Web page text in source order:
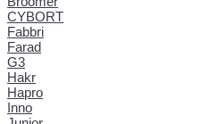
CYBORT
Fabbri
Farad
G3
Hakr
Hapro
Inno